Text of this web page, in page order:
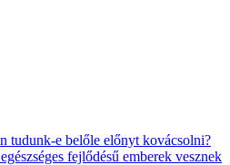
tudunk-e belőle előnyt kovácsolni?
fejlődésű emberek vesznek